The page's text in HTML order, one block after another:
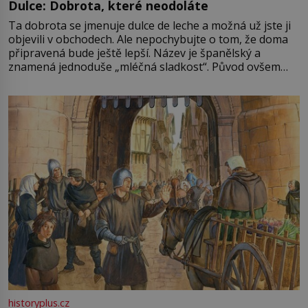
Dulce: Dobrota, které neodoláte
Ta dobrota se jmenuje dulce de leche a možná už jste ji
objevili v obchodech. Ale nepochybujte o tom, že doma
připravená bude ještě lepší. Název je španělský a
znamená jednoduše „mléčná sladkost“. Původ ovšem
pře hned několik latinskoamerických zemí a k tomu
Francie, kde se traduje,
historyplus.cz